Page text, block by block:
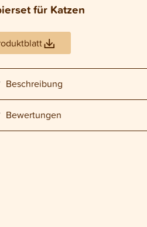
für Katzen
Beschreibung
Bewertungen